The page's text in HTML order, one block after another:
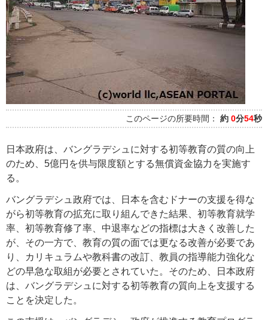
このページの所要時間： 約 0分54秒
日本政府は、バングラデシュに対する初等教育の質の向上
のため、5億円を供与限度額とする無償資金協力を実施す
る。
バングラデシュ政府では、日本を含むドナーの支援を得な
がら初等教育の拡充に取り組んできた結果、初等教育就学
率、初等教育修了率、中退率などの指標は大きく改善した
が、その一方で、教育の質の面では更なる改善が必要であ
り、カリキュラムや教科書の改訂、教員の指導能力強化な
どの早急な取組が必要とされていた。そのため、日本政府
は、バングラデシュに対する初等教育の質向上を支援する
ことを決定した。